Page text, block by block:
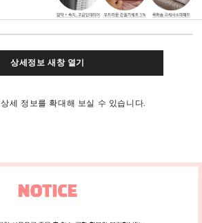
상세정보 새창 열기
상세 정보를 확대해 보실 수 있습니다.